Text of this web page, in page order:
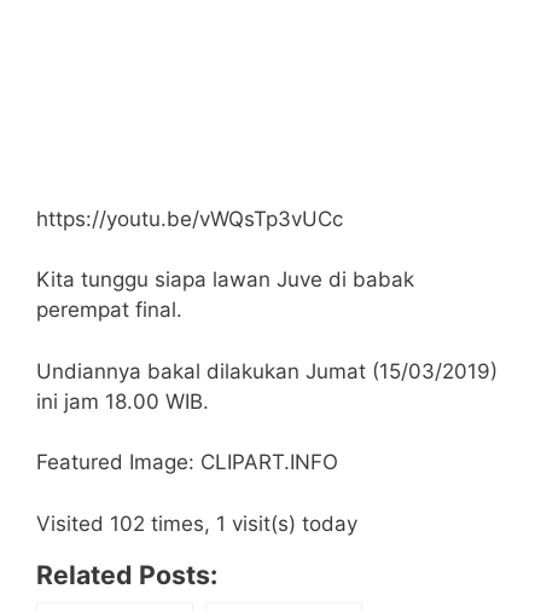
https://youtu.be/vWQsTp3vUCc
Kita tunggu siapa lawan Juve di babak
perempat final.
Undiannya bakal dilakukan Jumat (15/03/2019)
ini jam 18.00 WIB.
Featured Image: CLIPART.INFO
Visited 102 times, 1 visit(s) today
Related Posts: